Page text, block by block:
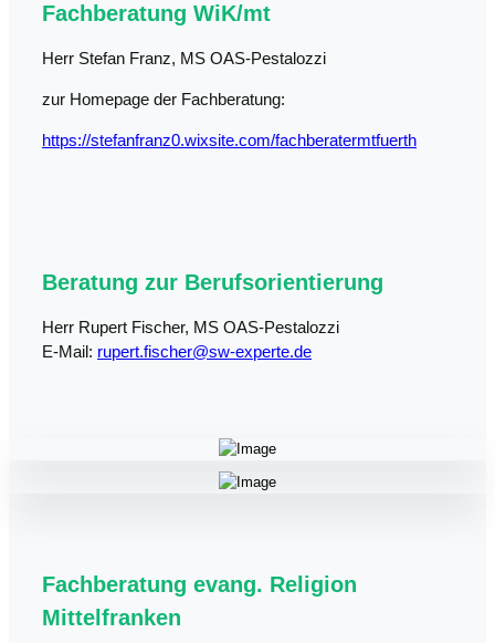
Fachberatung WiK/mt
Herr Stefan Franz, MS OAS-Pestalozzi
zur Homepage der Fachberatung:
https://stefanfranz0.wixsite.com/fachberatermtfuerth
Beratung zur Berufsorientierung
Herr Rupert Fischer, MS OAS-Pestalozzi
E-Mail: rupert.fischer@sw-experte.de
Fachberatung evang. Religion
Mittelfranken